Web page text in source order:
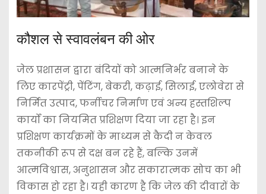
कौशल से स्वावलंबन की ओर
जेल प्रशासन द्वारा बंदियों को आत्मनिर्भर बनाने के
लिए कारपेंट्री, पेंटिंग, बेकरी, कढ़ाई, सिलाई, एलोवेरा से
निर्मित उत्पाद, फर्नीचर निर्माण एवं अन्य हस्तशिल्प
कार्यों का नियमित प्रशिक्षण दिया जा रहा है। इन
प्रशिक्षण कार्यक्रमों के माध्यम से कैदी न केवल
तकनीकी रूप से दक्ष बन रहे हैं, बल्कि उनमें
आत्मविश्वास, अनुशासन और सकारात्मक सोच का भी
विकास हो रहा है। यही कारण है कि जेल की दीवारों के